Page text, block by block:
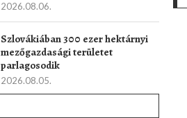
2026.08.06.
Szlovákiában 300 ezer hektárnyi
mezőgazdasági területet
parlagosodik
2026.08.05.